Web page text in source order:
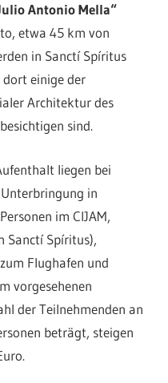
Antonio Mella“
etwa 45 km von
in Sanctí Spíritus
einige der
Architektur des
sind.
liegen bei
in
im CIJAM,
Sanctí Spíritus),
Flughafen und
vorgesehenen
der Teilnehmenden an
beträgt, steigen